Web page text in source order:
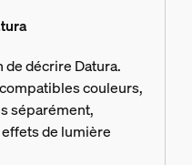
de décrire Datura.
couleurs,
séparément,
de lumière